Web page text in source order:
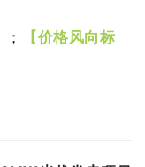
；
【价格风向标